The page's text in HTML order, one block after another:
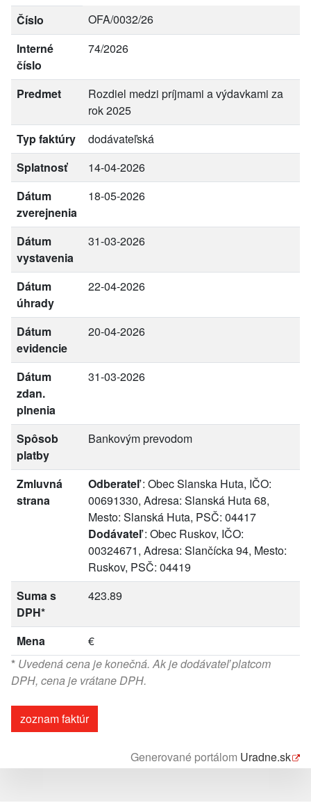
Číslo
OFA/0032/26
Interné
číslo
74/2026
Predmet
Rozdiel medzi príjmami a výdavkami za
rok 2025
Typ faktúry
dodávateľská
Splatnosť
14-04-2026
Dátum
zverejnenia
18-05-2026
Dátum
vystavenia
31-03-2026
Dátum
úhrady
22-04-2026
Dátum
evidencie
20-04-2026
Dátum
zdan.
plnenia
31-03-2026
Spôsob
platby
Bankovým prevodom
Zmluvná
strana
Odberateľ: Obec Slanska Huta, IČO:
00691330, Adresa: Slanská Huta 68,
Mesto: Slanská Huta, PSČ: 04417
Dodávateľ: Obec Ruskov, IČO:
00324671, Adresa: Slančícka 94, Mesto:
Ruskov, PSČ: 04419
Suma s
DPH*
423.89
Mena
€
* Uvedená cena je konečná. Ak je dodávateľ platcom
DPH, cena je vrátane DPH.
zoznam faktúr
Generované portálom Uradne.sk